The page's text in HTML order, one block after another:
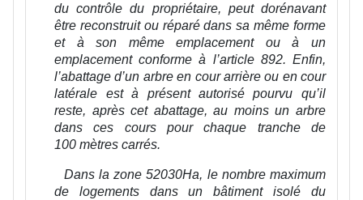
du contrôle du propriétaire, peut dorénavant
être reconstruit ou réparé dans sa même forme
et à son même emplacement ou à un
emplacement conforme à l’article 892. Enfin,
l’abattage d’un arbre en cour arrière ou en cour
latérale est à présent autorisé pourvu qu’il
reste, après cet abattage, au moins un arbre
dans ces cours pour chaque tranche de
100 mètres carrés.
Dans la zone 52030Ha, le nombre maximum
de logements dans un bâtiment isolé du